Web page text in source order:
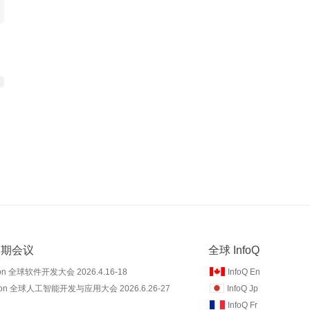
会议
全球软件开发大会 2026.4.16-18
全球人工智能开发与应用大会 2026.6.26-27
全球 InfoQ
InfoQ En
InfoQ Jp
InfoQ Fr